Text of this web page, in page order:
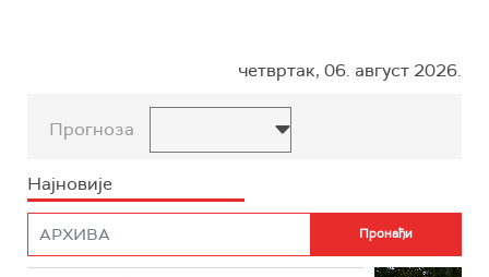
четвртак, 06. август 2026.
Прогноза
Најновије